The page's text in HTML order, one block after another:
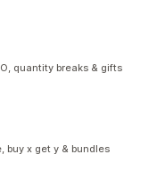
quantity breaks & gifts
buy x get y & bundles